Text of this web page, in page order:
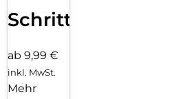
Schritten
ab 9,99 €
inkl. MwSt.
Mehr